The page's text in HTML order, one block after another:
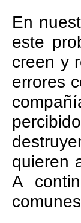
En
este
creen y
errores
quieren
A